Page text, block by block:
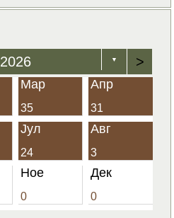
2026 ▼ >
Мар
35
Апр
31
Јул
24
Авг
3
Ное
0
Дек
0